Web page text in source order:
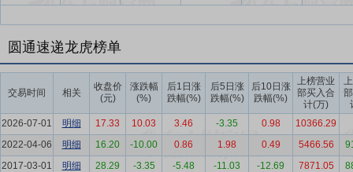
要点6：网络覆盖优势
公司快递服务网络以高效管控的枢纽转运中
并通过扁平化的加盟商及终端网络进行快递服务“最后一公里”的揽收
要点7：数字化、智能化领先优势
投入，凝聚具备创新精神和工匠精神的专业研发团队，集聚整合创新
要点8： 自有航空优势
2015年10月，公司全资子公司圆通航空正式
际、国内航空货运市场的蓬勃发展，深入开拓优质航线，航线范围已
快递物流市场竞争、打造全球供应链奠定了坚实基础。同时，公司充
内外客户提供国际快递、航空货运及供应链等综合物流服务，进一步
圆通速递龙虎榜单
交易时间 相关
收盘价
(元)
涨跌幅
(%)
后1日涨
跌幅(%)
后5日涨
跌幅(%)
后10日涨
跌幅(%)
上榜营业
部买入合
计(万)
2026-07-01
明细 17.33 10.03 3.46 -3.35 0.98
10366.29
2022-04-06
明细 16.20 -10.00 0.86 1.98 0.49 5466.56
2017-03-01
明细 28.29 -3.35 -5.48 -11.03 -12.69 7871.05